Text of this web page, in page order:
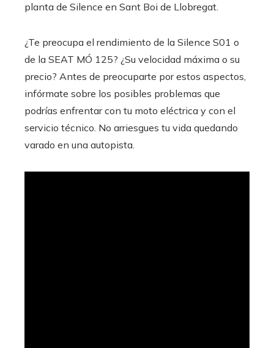
planta de Silence en Sant Boi de Llobregat.
¿Te preocupa el rendimiento de la Silence S01 o
de la SEAT MÓ 125? ¿Su velocidad máxima o su
precio? Antes de preocuparte por estos aspectos,
infórmate sobre los posibles problemas que
podrías enfrentar con tu moto eléctrica y con el
servicio técnico. No arriesgues tu vida quedando
varado en una autopista.